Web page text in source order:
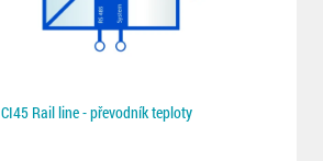
CI45 Rail line - převodník teploty